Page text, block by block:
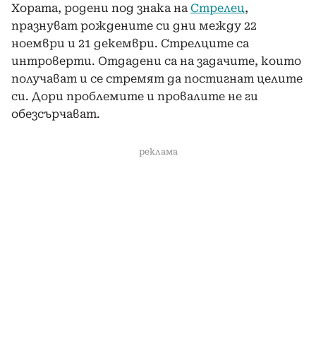
Хората, родени под знака на Стрелец,
празнуват рождените си дни между 22
ноември и 21 декември. Стрелците са
интроверти. Отдадени са на задачите, които
получават и се стремят да постигнат целите
си. Дори проблемите и провалите не ги
обезсърчават.
реклама